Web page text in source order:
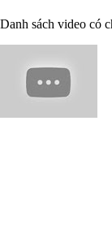
Danh sách video có